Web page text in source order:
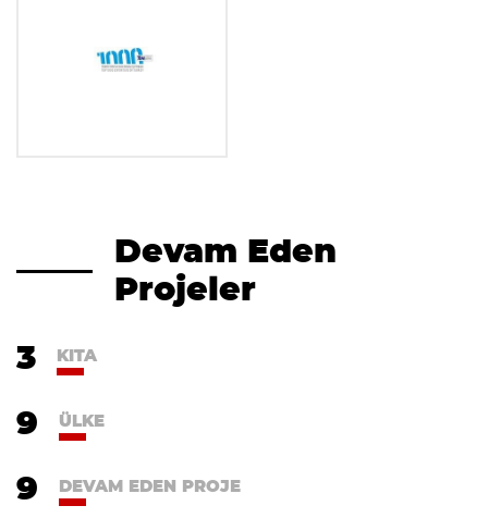
Devam Eden
Projeler
3 KITA
9 ÜLKE
9 DEVAM EDEN PROJE